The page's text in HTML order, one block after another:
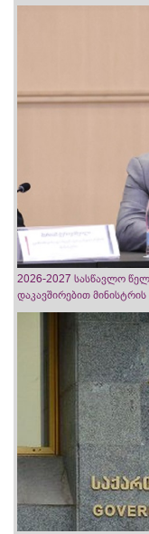
2026-2027 სასწავლო
დაკავშირებით